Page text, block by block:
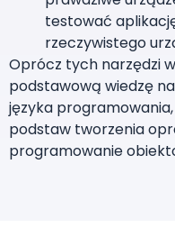
testować
rzeczywistego
Oprócz tych narzędzi
podstawową wiedzę
języka
podstaw tworzenia
programowanie